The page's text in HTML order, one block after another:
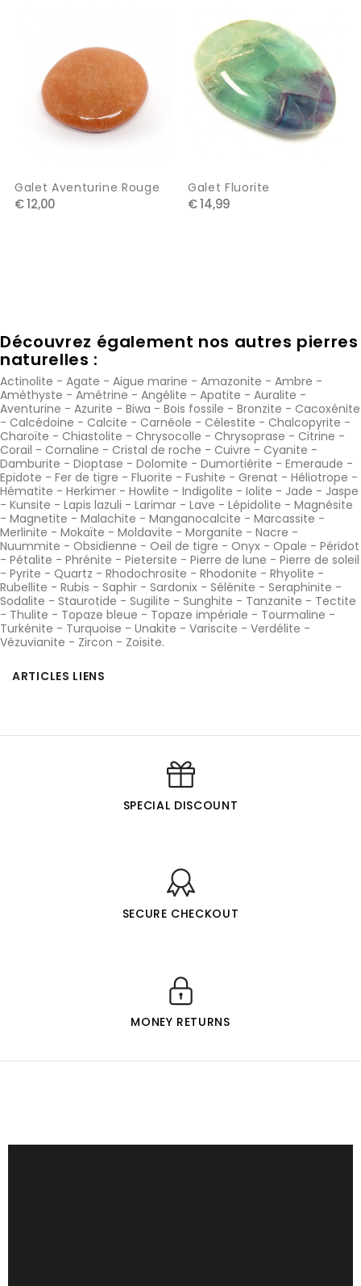
Galet Aventurine Rouge
€ 12,00
Galet Fluorite
€ 14,99
Découvrez également nos autres pierres
naturelles :
Actinolite - Agate - Aigue marine - Amazonite - Ambre -
Améthyste - Amétrine - Angélite - Apatite - Auralite -
Aventurine - Azurite - Biwa - Bois fossile - Bronzite - Cacoxénite
- Calcédoine - Calcite - Carnéole - Célestite - Chalcopyrite -
Charoïte - Chiastolite - Chrysocolle - Chrysoprase - Citrine -
Corail - Cornaline - Cristal de roche - Cuivre - Cyanite -
Damburite - Dioptase - Dolomite - Dumortiérite - Emeraude -
Epidote - Fer de tigre - Fluorite - Fushite - Grenat - Héliotrope -
Hématite - Herkimer - Howlite - Indigolite - Iolite - Jade - Jaspe
- Kunsite - Lapis lazuli - Larimar - Lave - Lépidolite - Magnésite
- Magnetite - Malachite - Manganocalcite - Marcassite -
Merlinite - Mokaïte - Moldavite - Morganite - Nacre -
Nuummite - Obsidienne - Oeil de tigre - Onyx - Opale - Péridot
- Pétalite - Phrénite - Pietersite - Pierre de lune - Pierre de soleil
- Pyrite - Quartz - Rhodochrosite - Rhodonite - Rhyolite -
Rubellite - Rubis - Saphir - Sardonix - Sélénite - Seraphinite -
Sodalite - Staurotide - Sugilite - Sunghite - Tanzanite - Tectite
- Thulite - Topaze bleue - Topaze impériale - Tourmaline -
Turkénite - Turquoise - Unakite - Variscite - Verdélite -
Vézuvianite - Zircon - Zoisite.
ARTICLES LIENS
SPECIAL DISCOUNT
SECURE CHECKOUT
MONEY RETURNS